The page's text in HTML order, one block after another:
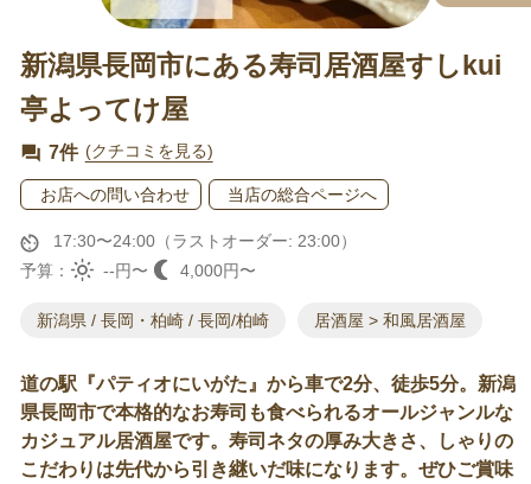
新潟県長岡市にある寿司居酒屋すしkui
亭よってけ屋
7件 (クチコミを見る)
お店への問い合わせ 当店の総合ページへ
17:30〜24:00（ラストオーダー: 23:00）
予算：
--円〜 4,000円〜
新潟県 / 長岡・柏崎 / 長岡/柏崎 居酒屋 > 和風居酒屋
道の駅『パティオにいがた』から車で2分、徒歩5分。新潟
県長岡市で本格的なお寿司も食べられるオールジャンルな
カジュアル居酒屋です。寿司ネタの厚み大きさ、しゃりの
こだわりは先代から引き継いだ味になります。ぜひご賞味